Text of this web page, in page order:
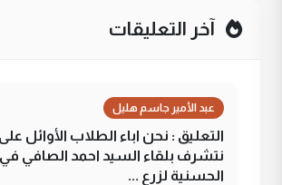
آخر التعليقات
عبد الأمير جاسم هليل
التعليق : نحن اباء الطلاب الأوائل
نتشرف بلقاء السيد احمد الصافي في
الحسنية لزرع ...